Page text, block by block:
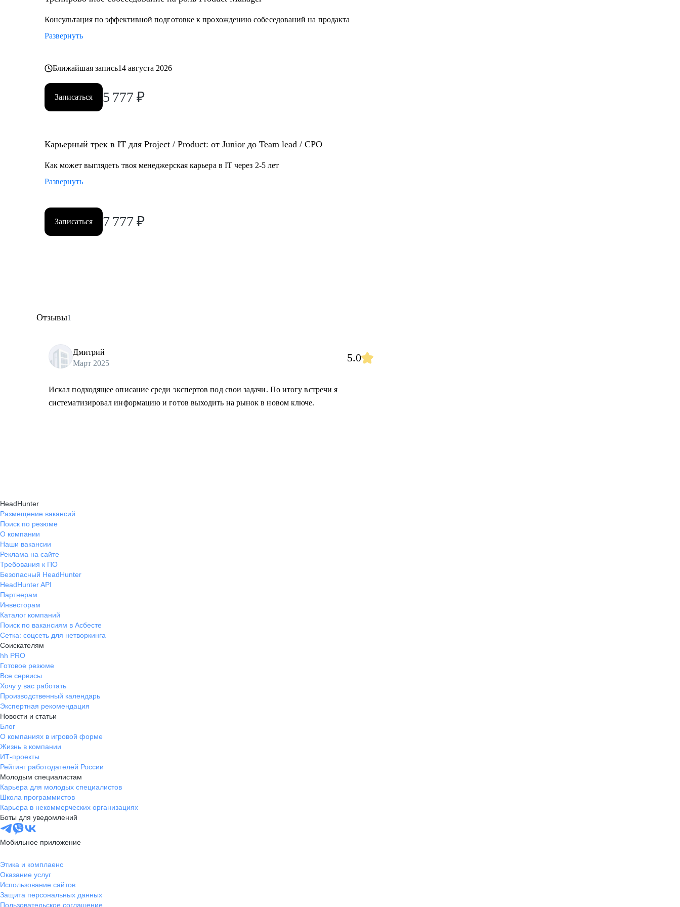
• Разобраться что делать в непонятной проектной / конфликтной ситуации
• Junior и Middle проджектам, продактам и продакт оунерам - советами по карьере, процессам и
• Руководителям разных уровней, тимлидам, C-suit - как собирать, мотивировать, управлять
распределенной командой
Консультация по эффективной подготовке к прохождению собеседований на продакта
Развернуть
Ближайшая запись14 августа 2026
Записаться 5 777 ₽
Карьерный трек в IT для Project / Product: от Junior до Team lead / CPO
Как может выглядеть твоя менеджерская карьера в IT через 2-5 лет
Развернуть
Записаться 7 777 ₽
Отзывы1
Дмитрий
Март 2025
5.0
Искал подходящее описание среди экспертов под свои задачи. По итогу встречи я
систематизировал информацию и готов выходить на рынок в новом ключе.
HeadHunter
Размещение вакансий
Поиск по резюме
О компании
Наши вакансии
Реклама на сайте
Требования к ПО
Безопасный HeadHunter
HeadHunter API
Партнерам
Инвесторам
Каталог компаний
Поиск по вакансиям в Асбесте
Сетка: соцсеть для нетворкинга
Соискателям
hh PRO
Готовое резюме
Все сервисы
Хочу у вас работать
Производственный календарь
Экспертная рекомендация
Новости и статьи
Блог
О компаниях в игровой форме
Жизнь в компании
ИТ-проекты
Рейтинг работодателей России
Молодым специалистам
Карьера для молодых специалистов
Школа программистов
Карьера в некоммерческих организациях
Боты для уведомлений
Мобильное приложение
Этика и комплаенс
Оказание услуг
Использование сайтов
Защита персональных данных
Пользовательское соглашение